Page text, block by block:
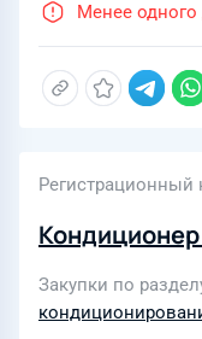
Менее одного
Регистрационный
Закупки по